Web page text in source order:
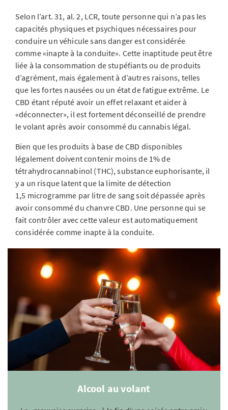
Selon l’art. 31, al. 2, LCR, toute personne qui n’a pas les
capacités physiques et psychiques nécessaires pour
conduire un véhicule sans danger est considérée
comme «inapte à la conduite». Cette inaptitude peut être
liée à la consommation de stupéfiants ou de produits
d’agrément, mais également à d’autres raisons, telles
que les fortes nausées ou un état de fatigue extrême. Le
CBD étant réputé avoir un effet relaxant et aider à
«déconnecter», il est fortement déconseillé de prendre
le volant après avoir consommé du cannabis légal.
Bien que les produits à base de CBD disponibles
légalement doivent contenir moins de 1% de
tétrahydrocannabinol (THC), substance euphorisante, il
y a un risque latent que la limite de détection
1,5 microgramme par litre de sang soit dépassée après
avoir consommé du chanvre CBD. Une personne qui se
fait contrôler avec cette valeur est automatiquement
considérée comme inapte à la conduite.
Alcool au volant